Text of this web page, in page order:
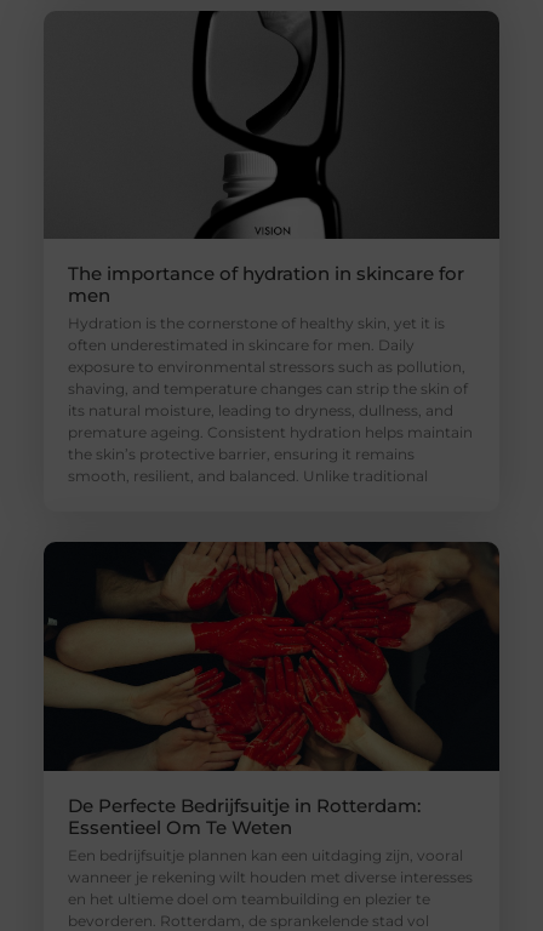
The importance of hydration in skincare for
men
Hydration is the cornerstone of healthy skin, yet it is
often underestimated in skincare for men. Daily
exposure to environmental stressors such as pollution,
shaving, and temperature changes can strip the skin of
its natural moisture, leading to dryness, dullness, and
premature ageing. Consistent hydration helps maintain
the skin’s protective barrier, ensuring it remains
smooth, resilient, and balanced. Unlike traditional
De Perfecte Bedrijfsuitje in Rotterdam:
Essentieel Om Te Weten
Een bedrijfsuitje plannen kan een uitdaging zijn, vooral
wanneer je rekening wilt houden met diverse interesses
en het ultieme doel om teambuilding en plezier te
bevorderen. Rotterdam, de sprankelende stad vol